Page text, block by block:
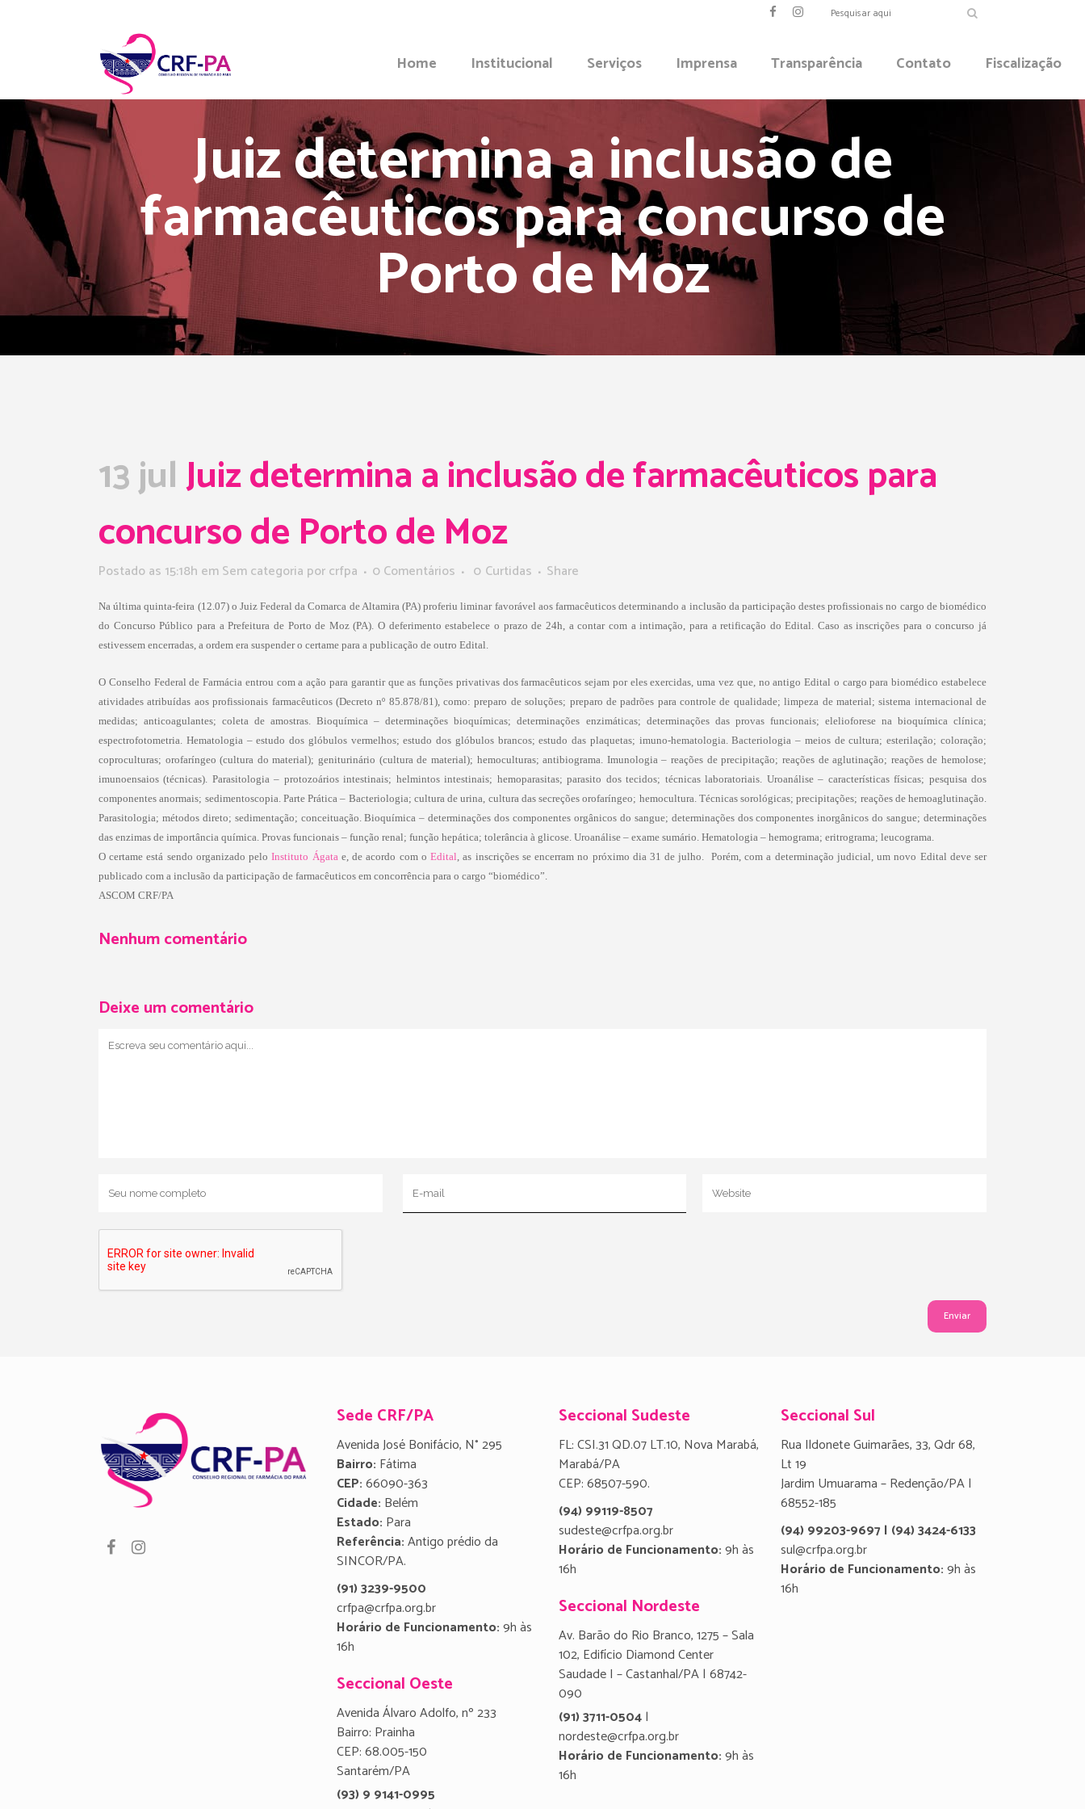
Home Institucional Serviços Imprensa Transparência Contato Fiscalização
Juiz determina a inclusão de
farmacêuticos para concurso de
Porto de Moz
13 julJuiz determina a inclusão de farmacêuticos para
concurso de Porto de Moz
Postado as 15:18h em Sem categoria porcrfpa 0 Comentários 0 Curtidas Share
Na última quinta-feira (12.07) o Juiz Federal da Comarca de Altamira (PA) proferiu liminar favorável aos farmacêuticos determinando a inclusão da participação destes profissionais no cargo de biomédico
do Concurso Público para a Prefeitura de Porto de Moz (PA). O deferimento estabelece o prazo de 24h, a contar com a intimação, para a retificação do Edital. Caso as inscrições para o concurso já
estivessem encerradas, a ordem era suspender o certame para a publicação de outro Edital.
O Conselho Federal de Farmácia entrou com a ação para garantir que as funções privativas dos farmacêuticos sejam por eles exercidas, uma vez que, no antigo Edital o cargo para biomédico estabelece
atividades atribuídas aos profissionais farmacêuticos (Decreto nº 85.878/81), como:preparo de soluções; preparo de padrões para controle de qualidade; limpeza de material; sistema internacional de
medidas; anticoagulantes; coleta de amostras. Bioquímica – determinações bioquímicas; determinações enzimáticas; determinações das provas funcionais; elelioforese na bioquímica clínica;
espectrofotometria. Hematologia – estudo dos glóbulos vermelhos; estudo dos glóbulos brancos; estudo das plaquetas; imuno-hematologia. Bacteriologia – meios de cultura; esterilação; coloração;
coproculturas; orofaríngeo (cultura do material); geniturinário (cultura de material); hemoculturas; antibiograma. Imunologia – reações de precipitação; reações de aglutinação; reações de hemolose;
imunoensaios (técnicas). Parasitologia – protozoários intestinais; helmintos intestinais; hemoparasitas; parasito dos tecidos; técnicas laboratoriais. Uroanálise – características físicas; pesquisa dos
componentes anormais; sedimentoscopia. Parte Prática – Bacteriologia; cultura de urina, cultura das secreções orofaríngeo; hemocultura. Técnicas sorológicas; precipitações; reações de hemoaglutinação.
Parasitologia; métodos direto; sedimentação; conceituação. Bioquímica – determinações dos componentes orgânicos do sangue; determinações dos componentes inorgânicos do sangue; determinações
das enzimas de importância química. Provas funcionais – função renal; função hepática; tolerância à glicose. Uroanálise – exame sumário. Hematologia – hemograma; eritrograma; leucograma.
O certame está sendo organizado peloInstituto Ágatae, de acordo com oEdital, as inscrições se encerram no próximo dia 31 de julho. Porém, com a determinação judicial, um novo Edital deve ser
publicado com a inclusão da participação de farmacêuticos em concorrência para o cargo “biomédico”.
ASCOM CRF/PA
Nenhum comentário
Deixe um comentário
Sede CRF/PA
Avenida José Bonifácio, N° 295
Bairro: Fátima
CEP:66090-363
Cidade: Belém
Estado: Para
Referência:Antigo prédio da
SINCOR/PA.
(91) 3239-9500
crfpa@crfpa.org.br
Horário de Funcionamento:9h às
16h
Seccional Oeste
Avenida Álvaro Adolfo, nº 233
Bairro: Prainha
CEP: 68.005-150
Santarém/PA
(93) 9 9141-0995
Seccional Sudeste
FL: CSI.31 QD.07 LT.10, Nova Marabá,
Marabá/PA
CEP: 68507-590.
(94) 99119-8507
sudeste@crfpa.org.br
Horário de Funcionamento:9h às
16h
Seccional Nordeste
Av. Barão do Rio Branco, 1275 – Sala
102, Edifício Diamond Center
Saudade I – Castanhal/PA | 68742-
090
(91) 3711-0504|
nordeste@crfpa.org.br
Horário de Funcionamento:9h às
16h
Seccional Sul
Rua Ildonete Guimarães, 33, Qdr 68,
Lt 19
Jardim Umuarama – Redenção/PA |
68552-185
(94) 99203-9697 | (94) 3424-6133
sul@crfpa.org.br
Horário de Funcionamento:9h às
16h